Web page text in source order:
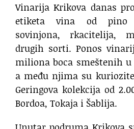
Vinarija Krikova danas
etiketa vina od pino
sovinjona, rkacitelija,
drugih sorti. Ponos
miliona boca smeštenih
a među njima su
Geringova kolekcija od
Bordoa, Tokaja i Šablija.